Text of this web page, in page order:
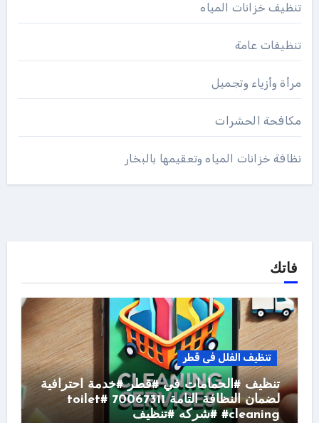
تنظيف خزانات المياه
تنظيفات عامة
مرأة وأزياء وتجميل
مكافحة الحشرات
نظافة خزانات المياه وتعقيمها بالبخار
فاتك
تنظيف الفلل فى قطر
تنظيف #الحمامات في #قطر #خدمة احترافية
لضمان النظافة التامة 70067311 #toilet
#cleaning #شركه #تنظيف